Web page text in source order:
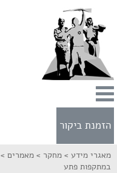
הזמנת ביקור
מאגרי מידע > מחקר > מאמרים >
במתקפות פתע